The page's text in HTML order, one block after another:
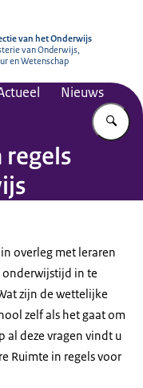
van het Onderwijs
van Onderwijs,
en Wetenschap
Nieuws
regels
overleg met leraren
onderwijstijd in te
zijn de wettelijke
zelf als het gaat om
al deze vragen vindt u
Ruimte in regels voor